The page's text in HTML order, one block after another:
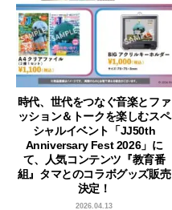
時代、世代をつなぐ音楽とファ
ッション＆トークを楽しむスペ
シャルイベント「JJ50th
Anniversary Fest 2026」に
て、人気コンテンツ『教育番
組』タマとのコラボグッズ販売
決定！
2026.04.13